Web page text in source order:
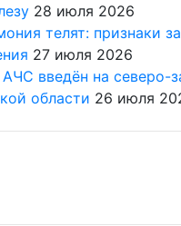
28 июля 2026
телят: признаки
27 июля 2026
введён на северо-
области 26 июля